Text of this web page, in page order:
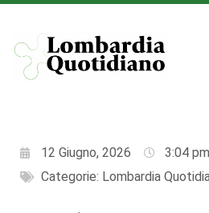
12 Giugno, 2026
3:04 pm
Categorie: Lombardia